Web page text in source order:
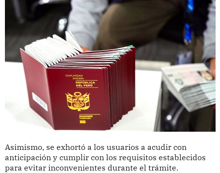
Asimismo, se exhortó a los usuarios a acudir con
anticipación y cumplir con los requisitos establecidos
para evitar inconvenientes durante el trámite.